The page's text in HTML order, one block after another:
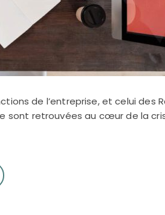
de l’entreprise, et celui des
sont retrouvées au cœur de la